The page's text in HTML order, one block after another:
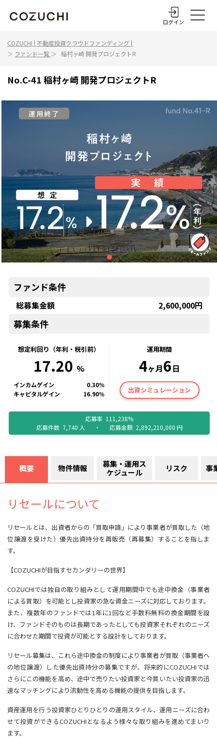
ログイン
COZUCHI | 不動産投資クラウドファンディング |
＞ ファンド一覧 ＞ 稲村ヶ崎 開発プロジェクトR
No.C-41稲村ヶ崎 開発プロジェクトR
運用終了
ファンド条件
総募集金額 2,600,000円
募集条件
想定利回り（年利・税引前）
17.20 %
インカムゲイン 0.30％
キャピタルゲイン
16.90％
運用期間
4ヶ月6日
出資シミュレーション
応募率 111,238%
応募件数 7,740 人 ・ 応募金額 2,892,210,000 円
概要 物件情報
募集・運用ス
ケジュール
リスク 事
リセールについて
リセールとは、出資者からの「買取申請」により事業者が買取した（地
位譲渡を受けた）優先出資持分を再販売（再募集）することを指しま
す。
【COZUCHIが目指すセカンダリーの世界】
COZUCHIでは独自の取り組みとして運用期間中でも途中換金（事業者
による買取）を可能とし投資家の急な資金ニーズに対応しております。
また、複数年のファンドでは1年に1回など手数料無料の換金期間を設
け、ファンドそのものは長期であったとしても投資家それぞれのニーズ
に合わせた期間で投資が可能とする設計をしております。
リセール募集は、これら途中換金の制度により事業者が買取（事業者へ
の地位譲渡）した優先出資持分の募集ですが、将来的にCOZUCHIでは
さらにこの機能を高め、途中で売りたい投資家と今買いたい投資家の迅
速なマッチングにより流動性を高める機能の提供を目指します。
資産運用を行う投資家ひとりひとりの運用スタイル、運用ニーズに合わ
せて投資ができるCOZUCHIとなるよう様々な取り組みを進めてまいり
ます。